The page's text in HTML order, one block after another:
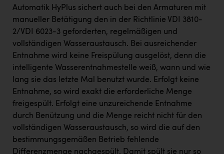
Automatik HyPlus sichert auch bei den Armaturen mit
manueller Betätigung den in der Richtlinie VDI 3810-
2/VDI 6023-3 geforderten, regelmäßigen und
vollständigen Wasseraustausch. Bei ausreichender
Entnahme wird keine Freispülung ausgelöst, denn die
intelligente Wasserentnahmestelle weiß, wann und wie
lang sie das letzte Mal benutzt wurde. Erfolgt keine
Entnahme, so wird exakt die erforderliche Menge
freigespült. Erfolgt eine unzureichende Entnahme
durch Benützung und die Menge reicht nicht für den
vollständigen Wasseraustausch, so wird die auf den
bestimmungsgemäßen Betrieb fehlende
Differenzmenge nachgespült. Damit spült sie nur so